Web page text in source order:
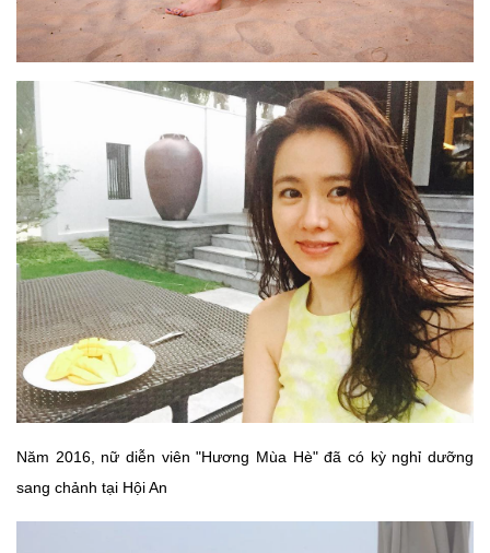
Năm 2016, nữ diễn viên "Hương Mùa Hè" đã có kỳ nghỉ dưỡng
sang chảnh tại Hội An